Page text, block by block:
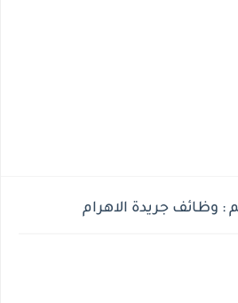
وظائف جريدة الاهرام